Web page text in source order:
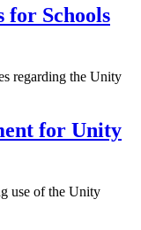
for Schools
regarding the Unity
for Unity
use of the Unity